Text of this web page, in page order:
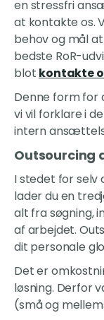
en stressfri
at kontakte os.
behov og mål
bedste RoR-
blot kontakte
Denne form for
vi vil forklare i
intern
Outsourcing
I stedet for
lader du en
alt fra søgning,
af arbejdet.
dit personale
Det er
løsning. Derfor
(små og